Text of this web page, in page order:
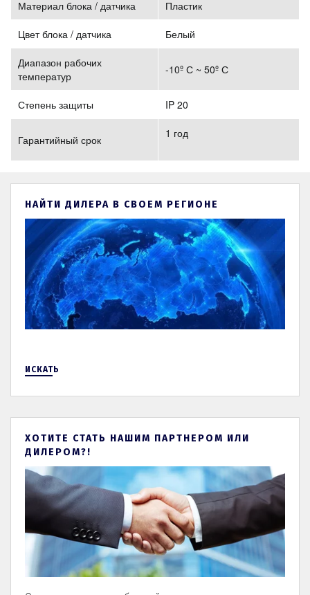
Материал блока / датчика Пластик
Цвет блока / датчика Белый
Диапазон рабочих
температур
-10º С ~ 50º С
Степень защиты IP 20
Гарантийный срок 1 год
НАЙТИ ДИЛЕРА В СВОЕМ РЕГИОНЕ
ИСКАТЬ
ХОТИТЕ СТАТЬ НАШИМ ПАРТНЕРОМ ИЛИ
ДИЛЕРОМ?!